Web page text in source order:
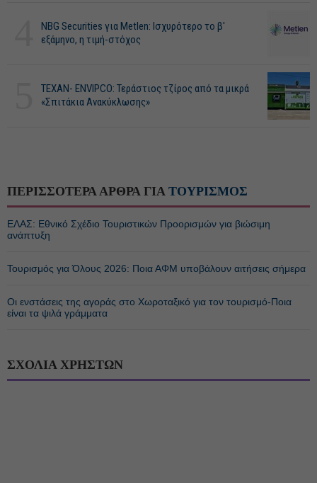
NBG Securities για Metlen: Ισχυρότερο το β'
εξάμηνο, η τιμή-στόχος
ΤΕΧΑΝ- ENVIPCO: Τεράστιος τζίρος από τα μικρά
«Σπιτάκια Ανακύκλωσης»
ΠΕΡΙΣΣΟΤΕΡΑ ΑΡΘΡΑ ΓΙΑ ΤΟΥΡΙΣΜΟΣ
ΕΛΑΣ: Εθνικό Σχέδιο Τουριστικών Προορισμών για βιώσιμη
ανάπτυξη
Τουρισμός για Όλους 2026: Ποια ΑΦΜ υποβάλουν αιτήσεις σήμερα
Οι ενστάσεις της αγοράς στο Χωροταξικό για τον τουρισμό-Ποια
είναι τα ψιλά γράμματα
ΣΧΟΛΙΑ ΧΡΗΣΤΩΝ